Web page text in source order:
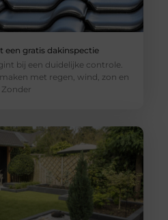
een gratis dakinspectie
bij een duidelijke controle.
met regen, wind, zon en